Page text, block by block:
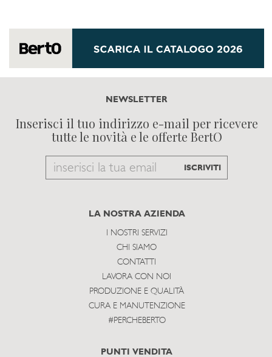
NEWSLETTER
Inserisci il tuo indirizzo e-mail per ricevere
tutte le novità e le offerte BertO
Email
subscribe
ISCRIVITI
LA NOSTRA AZIENDA
I NOSTRI SERVIZI
CHI SIAMO
CONTATTI
LAVORA CON NOI
PRODUZIONE E QUALITÀ
CURA E MANUTENZIONE
#PERCHEBERTO
PUNTI VENDITA